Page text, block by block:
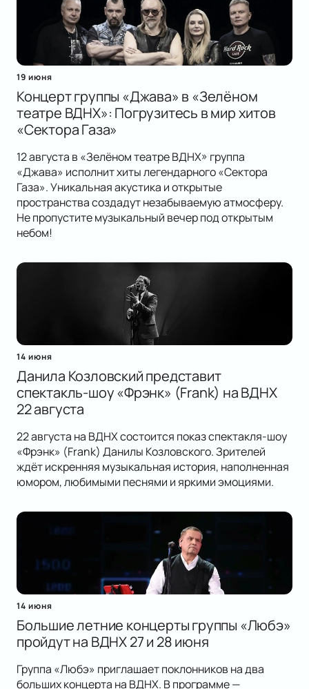
19 июня
Концерт группы «Джава» в «Зелёном
театре ВДНХ»: Погрузитесь в мир хитов
«Сектора Газа»
12 августа в «Зелёном театре ВДНХ» группа
«Джава» исполнит хиты легендарного «Сектора
Газа». Уникальная акустика и открытые
пространства создадут незабываемую атмосферу.
Не пропустите музыкальный вечер под открытым
небом!
14 июня
Данила Козловский представит
спектакль-шоу «Фрэнк» (Frank) на ВДНХ
22 августа
22 августа на ВДНХ состоится показ спектакля-шоу
«Фрэнк» (Frank) Данилы Козловского. Зрителей
ждёт искренняя музыкальная история, наполненная
юмором, любимыми песнями и яркими эмоциями.
14 июня
Большие летние концерты группы «Любэ»
пройдут на ВДНХ 27 и 28 июня
Группа «Любэ» приглашает поклонников на два
больших концерта на ВДНХ. В программе —